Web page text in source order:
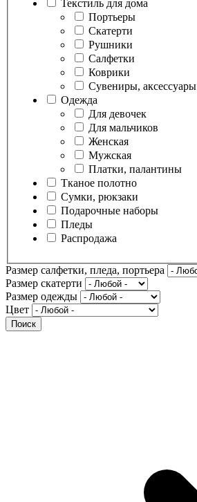
Текстиль для дома
Портьеры
Скатерти
Рушники
Салфетки
Коврики
Сувениры, аксессуары
Одежда
Для девочек
Для мальчиков
Женская
Мужская
Платки, палантины
Тканое полотно
Сумки, рюкзаки
Подарочные наборы
Пледы
Распродажа
Размер салфетки, пледа, портьера
Размер скатерти
Размер одежды
Цвет
Поиск